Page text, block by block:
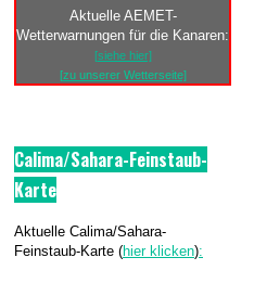
Aktuelle AEMET-
Wetterwarnungen für die Kanaren:
[siehe hier]
[zu unserer Wetterseite]
Calima/Sahara-Feinstaub-
Karte
Aktuelle Calima/Sahara-
Feinstaub-Karte (hier klicken):